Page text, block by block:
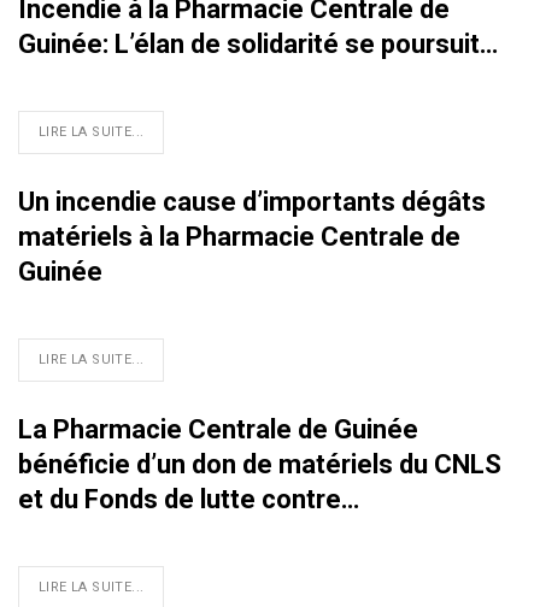
Incendie à la Pharmacie Centrale de
Guinée: L’élan de solidarité se poursuit…
LIRE LA SUITE...
Un incendie cause d’importants dégâts
matériels à la Pharmacie Centrale de
Guinée
LIRE LA SUITE...
La Pharmacie Centrale de Guinée
bénéficie d’un don de matériels du CNLS
et du Fonds de lutte contre…
LIRE LA SUITE...